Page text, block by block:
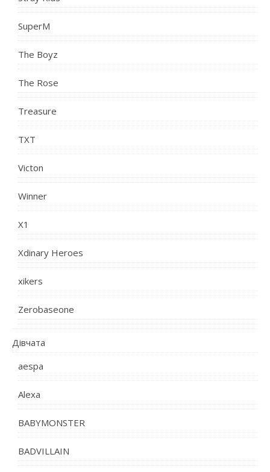
SuperM
The Boyz
The Rose
Treasure
TXT
Victon
Winner
X1
Xdinary Heroes
xikers
Zerobaseone
Дівчата
aespa
Alexa
BABYMONSTER
BADVILLAIN